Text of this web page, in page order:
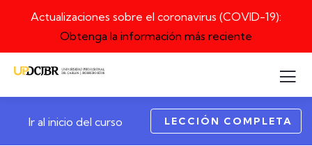
Actualizaciones sobre el coronavirus (COVID-19):
Obtenga la información más reciente
Ir al inicio del curso LECCIÓN COMPLETA